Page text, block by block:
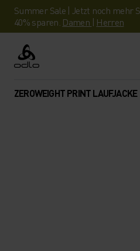
Summer Sale | Jetzt noch mehr
40% sparen. Damen | Herren
Odlo
ZEROWEIGHT PRINT LAUFJACKE